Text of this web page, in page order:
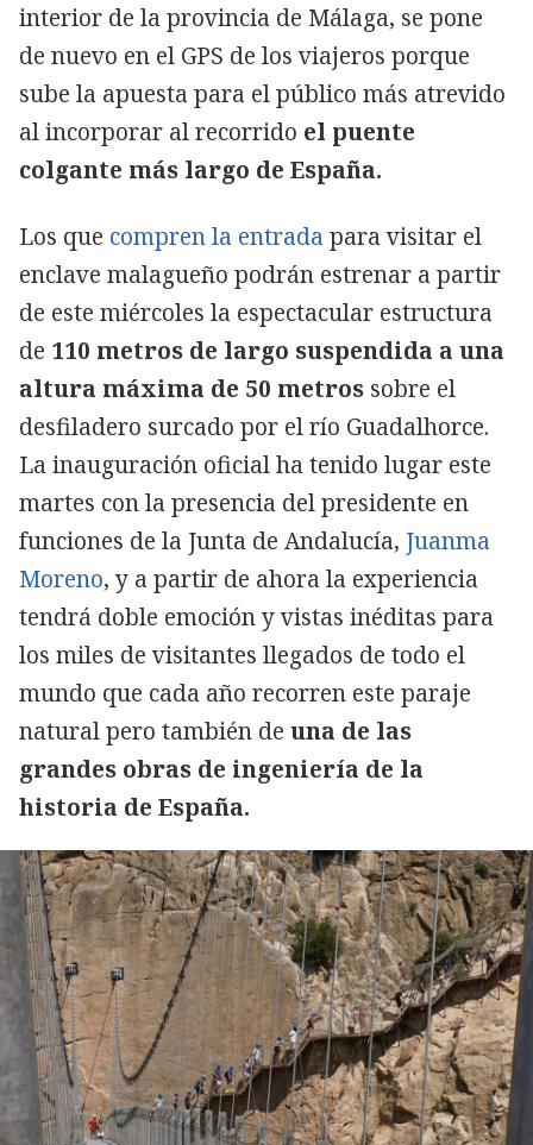
interior de la provincia de Málaga, se pone
de nuevo en el GPS de los viajeros porque
sube la apuesta para el público más atrevido
al incorporar al recorrido el puente
colgante más largo de España.
Los que compren la entrada para visitar el
enclave malagueño podrán estrenar a partir
de este miércoles la espectacular estructura
de 110 metros de largo suspendida a una
altura máxima de 50 metros sobre el
desfiladero surcado por el río Guadalhorce.
La inauguración oficial ha tenido lugar este
martes con la presencia del presidente en
funciones de la Junta de Andalucía, Juanma
Moreno, y a partir de ahora la experiencia
tendrá doble emoción y vistas inéditas para
los miles de visitantes llegados de todo el
mundo que cada año recorren este paraje
natural pero también de una de las
grandes obras de ingeniería de la
historia de España.